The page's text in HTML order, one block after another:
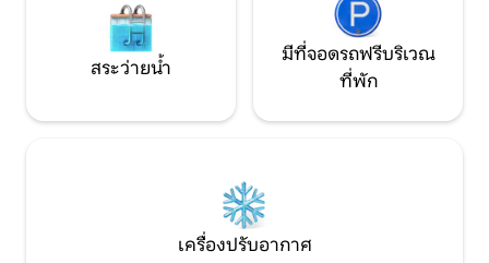
สระว่ายน้ำ
มีที่จอดรถฟรีบริเวณ
ที่พัก
เครื่องปรับอากาศ